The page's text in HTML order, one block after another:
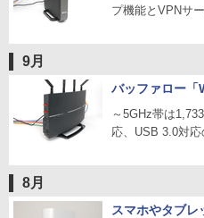
プ機能とVPNサ
9月
バッファロー「
～5GHz帯は
応、USB 3.0対
8月
スマホやタブレ